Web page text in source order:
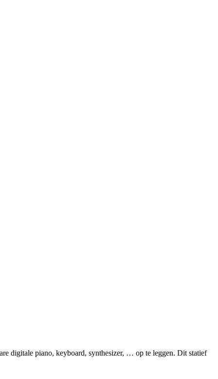
digitale piano, keyboard, synthesizer, … op te leggen. Dit statief